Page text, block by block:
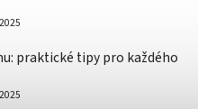
praktické tipy pro každého